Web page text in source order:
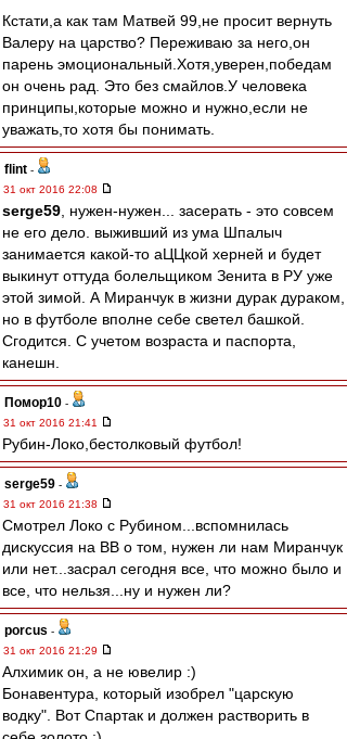
Кстати,а как там Матвей 99,не просит вернуть
Валеру на царство? Переживаю за него,он
парень эмоциональный.Хотя,уверен,победам
он очень рад. Это без смайлов.У человека
принципы,которые можно и нужно,если не
уважать,то хотя бы понимать.
flint -
31 окт 2016 22:08
serge59 , нужен-нужен... засерать - это совсем
не его дело. выживший из ума Шпалыч
занимается какой-то аЦЦкой херней и будет
выкинут оттуда болельщиком Зенита в РУ уже
этой зимой. А Миранчук в жизни дурак дураком,
но в футболе вполне себе светел башкой.
Сгодится. С учетом возраста и паспорта,
канешн.
Помор10 -
31 окт 2016 21:41
Рубин-Локо,бестолковый футбол!
serge59 -
31 окт 2016 21:38
Смотрел Локо с Рубином...вспомнилась
дискуссия на ВВ о том, нужен ли нам Миранчук
или нет...засрал сегодня все, что можно было и
все, что нельзя...ну и нужен ли?
porcus -
31 окт 2016 21:29
Алхимик он, а не ювелир :)
Бонавентура, который изобрел "царскую
водку". Вот Спартак и должен растворить в